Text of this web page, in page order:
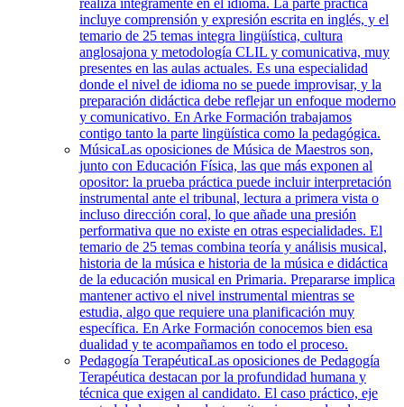
realiza íntegramente en el idioma. La parte práctica
incluye comprensión y expresión escrita en inglés, y el
temario de 25 temas integra lingüística, cultura
anglosajona y metodología CLIL y comunicativa, muy
presentes en las aulas actuales. Es una especialidad
donde el nivel de idioma no se puede improvisar, y la
preparación didáctica debe reflejar un enfoque moderno
y comunicativo. En Arke Formación trabajamos
contigo tanto la parte lingüística como la pedagógica.
MúsicaLas oposiciones de Música de Maestros son,
junto con Educación Física, las que más exponen al
opositor: la prueba práctica puede incluir interpretación
instrumental ante el tribunal, lectura a primera vista o
incluso dirección coral, lo que añade una presión
performativa que no existe en otras especialidades. El
temario de 25 temas combina teoría y análisis musical,
historia de la música e historia de la música e didáctica
de la educación musical en Primaria. Prepararse implica
mantener activo el nivel instrumental mientras se
estudia, algo que requiere una planificación muy
específica. En Arke Formación conocemos bien esa
dualidad y te acompañamos en todo el proceso.
Pedagogía TerapéuticaLas oposiciones de Pedagogía
Terapéutica destacan por la profundidad humana y
técnica que exigen al candidato. El caso práctico, eje